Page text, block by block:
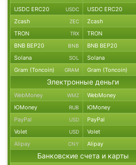
USDC ERC20 USDC USDC ERC20
Zcash ZEC Zcash
TRON TRX TRON
BNB BEP20 BNB BNB BEP20
Solana SOL Solana
Gram (Toncoin) GRAM Gram (Toncoin)
Электронные деньги
WebMoney WMZ WebMoney
ЮMoney RUB ЮMoney
PayPal USD PayPal
Volet USD Volet
Alipay CNY Alipay
Банковские счета и карты